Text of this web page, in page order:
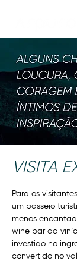
VISITA
Para os
um passeio
menos
wine bar da
investido no
convertido no